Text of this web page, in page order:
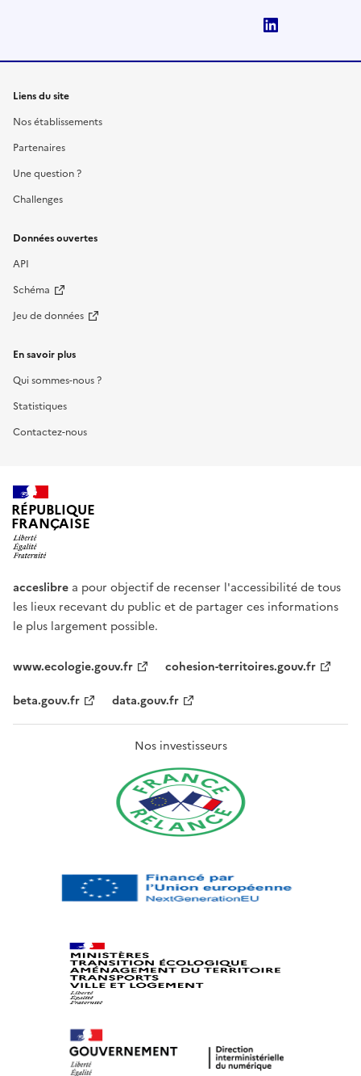
Liens du site
Nos établissements
Partenaires
Une question ?
Challenges
Données ouvertes
API
Schéma
Jeu de données
En savoir plus
Qui sommes-nous ?
Statistiques
Contactez-nous
RÉPUBLIQUE
FRANÇAISE
acceslibre a pour objectif de recenser l'accessibilité de tous
les lieux recevant du public et de partager ces informations
le plus largement possible.
www.ecologie.gouv.fr
cohesion-territoires.gouv.fr
beta.gouv.fr
data.gouv.fr
Nos investisseurs